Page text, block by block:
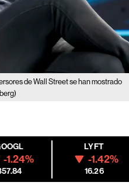
de Wall Street se han mostrado
-1.24%
LYFT
-1.42%
16.26